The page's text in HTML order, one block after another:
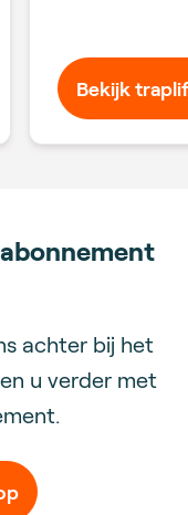
Bekijk
achter bij het
u verder met